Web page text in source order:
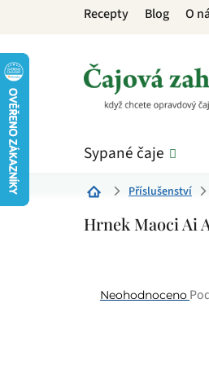
Recepty Blog O
Sypané čaje
Domů Příslušenství
Hrnek Maoci Ai
Průměrné
Neohodnoceno